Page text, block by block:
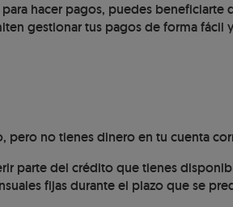
para hacer pagos, puedes beneficiarte
gestionar tus pagos de forma fácil y
pero no tienes dinero en tu cuenta
parte del crédito que tienes
fijas durante el plazo que se